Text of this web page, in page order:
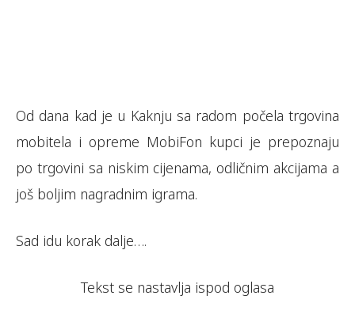
Od dana kad je u Kaknju sa radom počela trgovina
mobitela i opreme MobiFon kupci je prepoznaju
po trgovini sa niskim cijenama, odličnim akcijama a
još boljim nagradnim igrama.
Sad idu korak dalje….
Tekst se nastavlja ispod oglasa